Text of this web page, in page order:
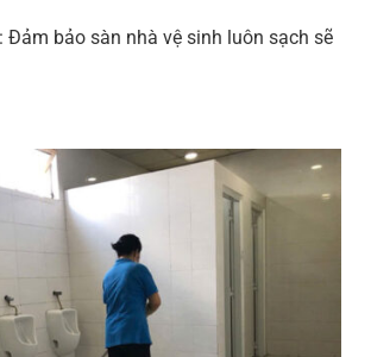
Đảm bảo sàn nhà vệ sinh luôn sạch sẽ